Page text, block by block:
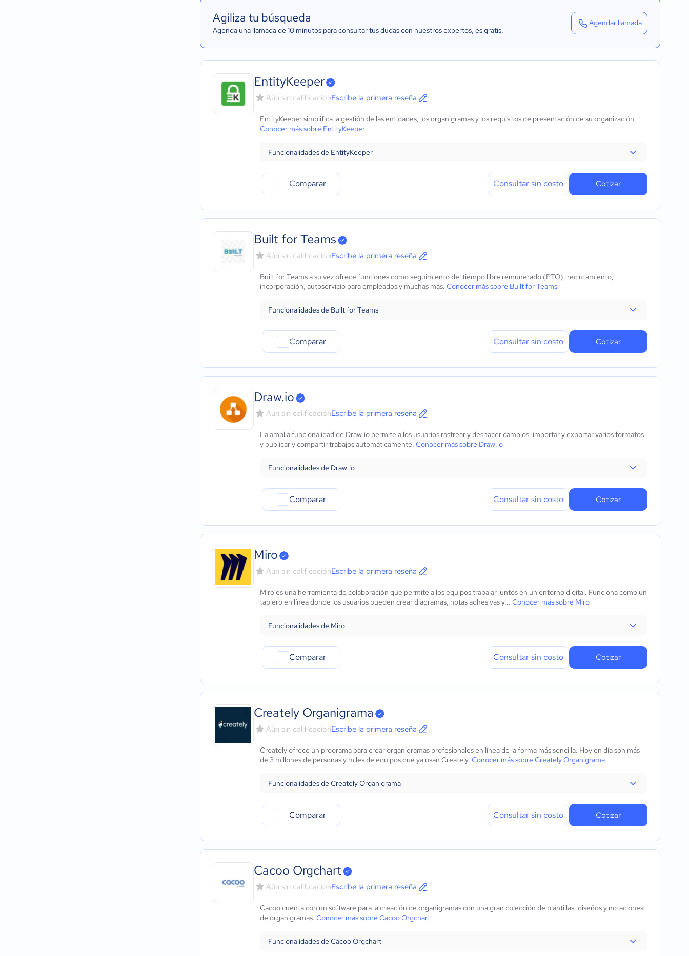
Agiliza tu búsqueda
Agenda una llamada de 10 minutos para consultar tus dudas con nuestros expertos, es gratis.
Agendar llamada
EntityKeeper
Aún sin calificaciónEscribe la primera reseña
EntityKeeper simplifica la gestión de las entidades, los organigramas y los requisitos de presentación de su organización.
Conocer más sobre EntityKeeper
Funcionalidades de EntityKeeper
Comparar Consultar sin costo Cotizar
Built for Teams
Aún sin calificaciónEscribe la primera reseña
Built for Teams a su vez ofrece funciones como seguimiento del tiempo libre remunerado (PTO), reclutamiento,
incorporación, autoservicio para empleados y muchas más. Conocer más sobre Built for Teams
Funcionalidades de Built for Teams
Comparar Consultar sin costo Cotizar
Draw.io
Aún sin calificaciónEscribe la primera reseña
La amplia funcionalidad de Draw.io permite a los usuarios rastrear y deshacer cambios, importar y exportar varios formatos
y publicar y compartir trabajos automáticamente. Conocer más sobre Draw.io
Funcionalidades de Draw.io
Comparar Consultar sin costo Cotizar
Miro
Aún sin calificaciónEscribe la primera reseña
Miro es una herramienta de colaboración que permite a los equipos trabajar juntos en un entorno digital. Funciona como un
tablero en línea donde los usuarios pueden crear diagramas, notas adhesivas y... Conocer más sobre Miro
Funcionalidades de Miro
Comparar Consultar sin costo Cotizar
Creately Organigrama
Aún sin calificaciónEscribe la primera reseña
Creately ofrece un programa para crear organigramas profesionales en línea de la forma más sencilla. Hoy en día son más
de 3 millones de personas y miles de equipos que ya usan Creately. Conocer más sobre Creately Organigrama
Funcionalidades de Creately Organigrama
Comparar Consultar sin costo Cotizar
Cacoo Orgchart
Aún sin calificaciónEscribe la primera reseña
Cacoo cuenta con un software para la creación de organigramas con una gran colección de plantillas, diseños y notaciones
de organigramas. Conocer más sobre Cacoo Orgchart
Funcionalidades de Cacoo Orgchart